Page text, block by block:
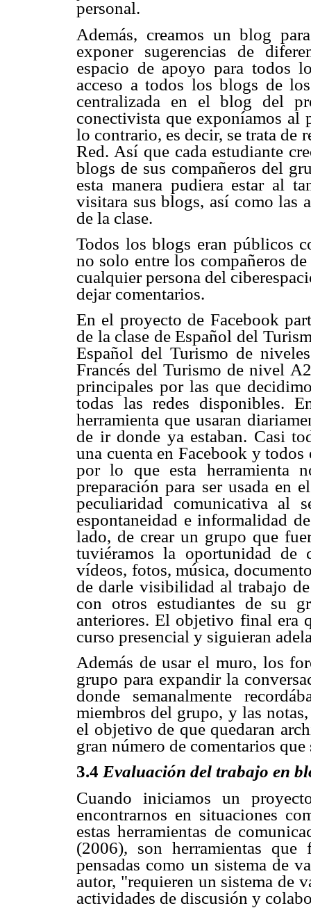
personal.
Además, creamos un blog
exponer sugerencias de
espacio de apoyo para todos
acceso a todos los blogs de
centralizada en el blog del
conectivista que exponíamos al
lo contrario, es decir, se trata de
Red. Así que cada estudiante
blogs de sus compañeros del
esta manera pudiera estar al
visitara sus blogs, así como las
de la clase.
Todos los blogs eran públicos
no solo entre los compañeros
cualquier persona del
dejar comentarios.
En el proyecto de Facebook
de la clase de Español del
Español del Turismo de
Francés del Turismo de nivel
principales por las que
todas las redes disponibles.
herramienta que usaran
de ir donde ya estaban. Casi
una cuenta en Facebook y
por lo que esta herramienta
preparación para ser usada en
peculiaridad comunicativa al
espontaneidad e informalidad
lado, de crear un grupo que
tuviéramos la oportunidad de
vídeos, fotos, música,
de darle visibilidad al trabajo
con otros estudiantes de su
anteriores. El objetivo final era
curso presencial y siguieran
Además de usar el muro, los
grupo para expandir la
donde semanalmente
miembros del grupo, y las
el objetivo de que quedaran
gran número de comentarios
3.4 Evaluación del trabajo en
Cuando iniciamos un
encontrarnos en situaciones
estas herramientas de
(2006), son herramientas
pensadas como un sistema de
autor, "requieren un sistema de
actividades de discusión y